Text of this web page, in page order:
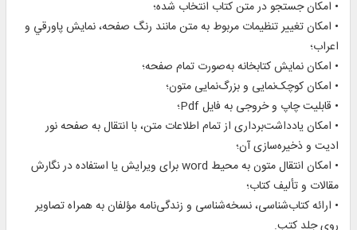
• امکان جستجو در متن کتاب انتخاب شده؛
• امكان تغيير تنظيمات مربوط به متن مانند رنگ صفحه، نمايش پاورقي و
اعراب؛
• امکان نمايش کتابخانه به‌صورت تمام صفحه؛
• امکان کوچک‌نمایی و بزرگ‌نمایی متون؛
• قابليت چاپ و خروجى به فايل Pdf؛
• امکان یادداشت‌برداری از تمام اطلاعات متن، با انتقال به صفحه نور
ادیت و ذخیره‌سازی آن؛
• امکان انتقال متون به محیط word برای ویرایش یا استفاده در نگارش
مقالات و تألیف کتاب؛
• ارائه کتاب‌شناسی، نسخه‌شناسی و زندگی‌نامه مؤلفان به همراه تصاویر
روی جلد کتب.